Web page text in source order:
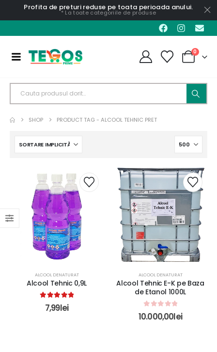
Profita de preturi reduse pe toata perioada anului.
* La toate categoriile de produse
0
SHOP PRODUCT TAG -ALCOOL TEHNIC PRET
ALCOOL DENATURAT
Alcool Tehnic 0,9L
5.00 out of 5
7,99lei
ALCOOL DENATURAT
Alcool Tehnic E-K pe Baza
de Etanol 1000L
0 out of 5
10.000,00lei